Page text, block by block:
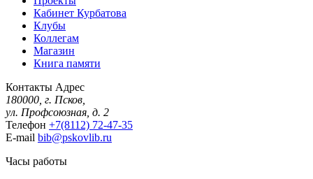
Кабинет Курбатова
Клубы
Коллегам
Магазин
Книга памяти
Контакты Адрес
180000, г. Псков,
ул. Профсоюзная, д. 2
Телефон +7(8112) 72-47-35
E-mail bib@pskovlib.ru
Часы работы